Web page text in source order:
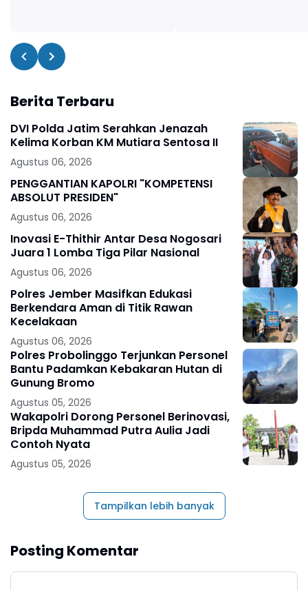
Berita Terbaru
DVI Polda Jatim Serahkan Jenazah
Kelima Korban KM Mutiara Sentosa II
Agustus 06, 2026
PENGGANTIAN KAPOLRI "KOMPETENSI
ABSOLUT PRESIDEN"
Agustus 06, 2026
Inovasi E-Thithir Antar Desa Nogosari
Juara 1 Lomba Tiga Pilar Nasional
Agustus 06, 2026
Polres Jember Masifkan Edukasi
Berkendara Aman di Titik Rawan
Kecelakaan
Agustus 06, 2026
Polres Probolinggo Terjunkan Personel
Bantu Padamkan Kebakaran Hutan di
Gunung Bromo
Agustus 05, 2026
Wakapolri Dorong Personel Berinovasi,
Bripda Muhammad Putra Aulia Jadi
Contoh Nyata
Agustus 05, 2026
Tampilkan lebih banyak
Posting Komentar